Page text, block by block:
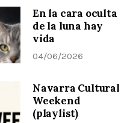
En la cara oculta
de la luna hay
vida
04/06/2026
Navarra Cultural
Weekend
(playlist)